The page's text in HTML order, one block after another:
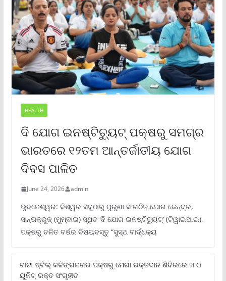
HEALTH
ଦି ଯୋଗ ଇନଷ୍ଟିଚ୍ୟୁଟ୍ ପକ୍ଷରୁ ସମଗ୍ର
ଭାରତରେ ୧୨ତମ ଆନ୍ତର୍ଜାତୀୟ ଯୋଗ
ଦିବସ ପାଳିତ
June 24, 2026 admin
ଭୁବନେଶ୍ୱର: ବିଶ୍ୱର ସବୁଠାରୁ ପୁରୁଣା ସଂଗଠିତ ଯୋଗ କେନ୍ଦ୍ର,
ସାନ୍ତାକ୍ରୁଜ୍ (ମୁମ୍ବାଇ) ସ୍ଥିତ ‘ଦି ଯୋଗ ଇନଷ୍ଟିଚ୍ୟୁଟ୍‌’ (ଟିୱାଇଆଇ),
ପକ୍ଷରୁ ଚଳିତ ବର୍ଷର ବିଷୟବସ୍ତୁ “ସୁସ୍ଥ ବାର୍ଦ୍ଧକ୍ୟ
ଟାଟା ଷ୍ଟିଲ୍‌ କଳିଙ୍ଗନଗର ପକ୍ଷରୁ ମେଗା ରକ୍ତଦାନ ଶିବିରରେ ୨୮୦
ୟୁନିଟ୍‌ ରକ୍ତ ସଂଗୃହୀତ